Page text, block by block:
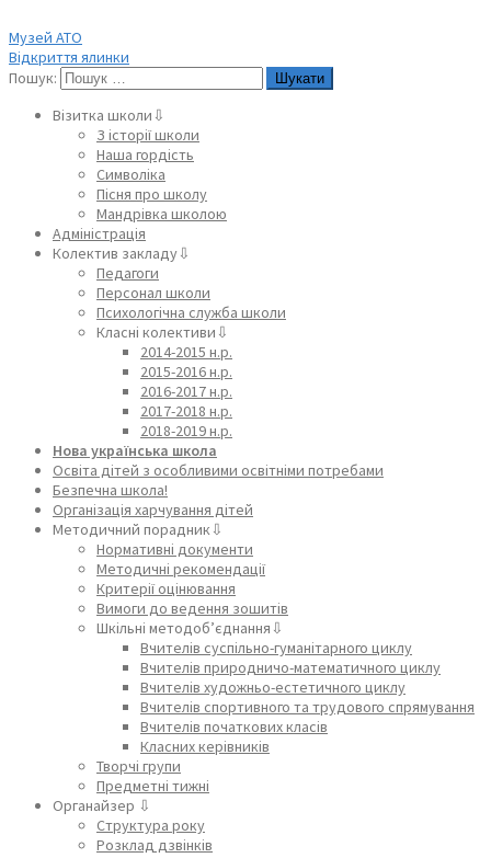
Музей АТО
Відкриття ялинки
Пошук:
Візитка школи⇩
З історії школи
Наша гордість
Символіка
Пісня про школу
Мандрівка школою
Адміністрація
Колектив закладу⇩
Педагоги
Персонал школи
Психологічна служба школи
Класні колективи⇩
2014-2015 н.р.
2015-2016 н.р.
2016-2017 н.р.
2017-2018 н.р.
2018-2019 н.р.
Нова українська школа
Освіта дітей з особливими освітніми потребами
Безпечна школа!
Організація харчування дітей
Методичний порадник⇩
Нормативні документи
Методичні рекомендації
Критерії оцінювання
Вимоги до ведення зошитів
Шкільні методоб’єднання⇩
Вчителів суспільно-гуманітарного циклу
Вчителів природничо-математичного циклу
Вчителів художньо-естетичного циклу
Вчителів спортивного та трудового спрямування
Вчителів початкових класів
Класних керівників
Творчі групи
Предметні тижні
Органайзер ⇩
Структура року
Розклад дзвінків